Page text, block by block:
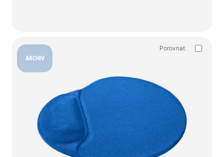
ARCHIV
Porovnat